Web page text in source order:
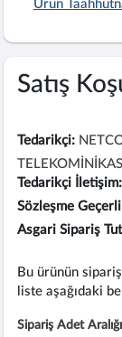
Ürün
Satış
Tedarikçi:
Tedarikçi İletişim:
Sözleşme
Asgari Sipariş
Bu ürünün
liste aşağıdaki
Sipariş Adet Aralığı